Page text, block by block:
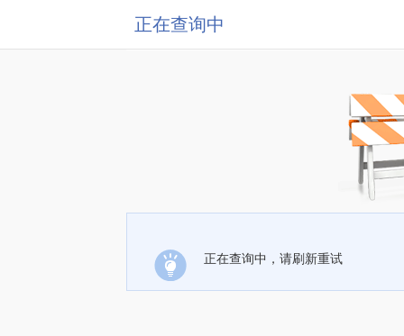
正在查询中
正在查询中，请刷新重试